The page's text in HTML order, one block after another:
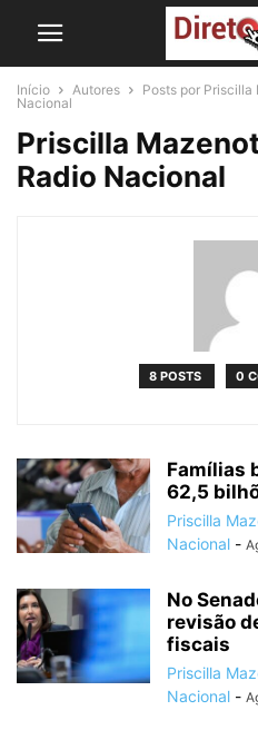
Início Autores
Posts por
Nacional
Priscilla
Radio Nacional
8 POSTS 0
Famílias
62,5
Priscilla
Nacional -
No
revisão
fiscais
Priscilla
Nacional -